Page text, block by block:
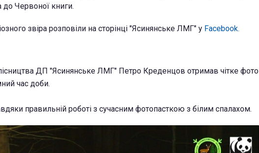
до Червоної книги.
звіра розповіли на сторінці "Ясинянське ЛМГ" у Facebook.
ДП "Ясинянське ЛМГ" Петро Креденцов отримав чітке фото
час доби.
правильній роботі з сучасним фотопасткою з білим спалахом.